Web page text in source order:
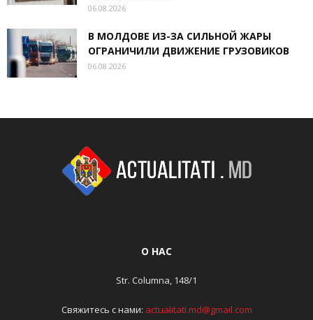
06.08.2026
В МОЛДОВЕ ИЗ-ЗА СИЛЬНОЙ ЖАРЫ
ОГРАНИЧИЛИ ДВИЖЕНИЕ ГРУЗОВИКОВ
06.08.2026
О НАС
Str. Columna, 148/1
Свяжитесь с нами: actualitati.md@gmail.com